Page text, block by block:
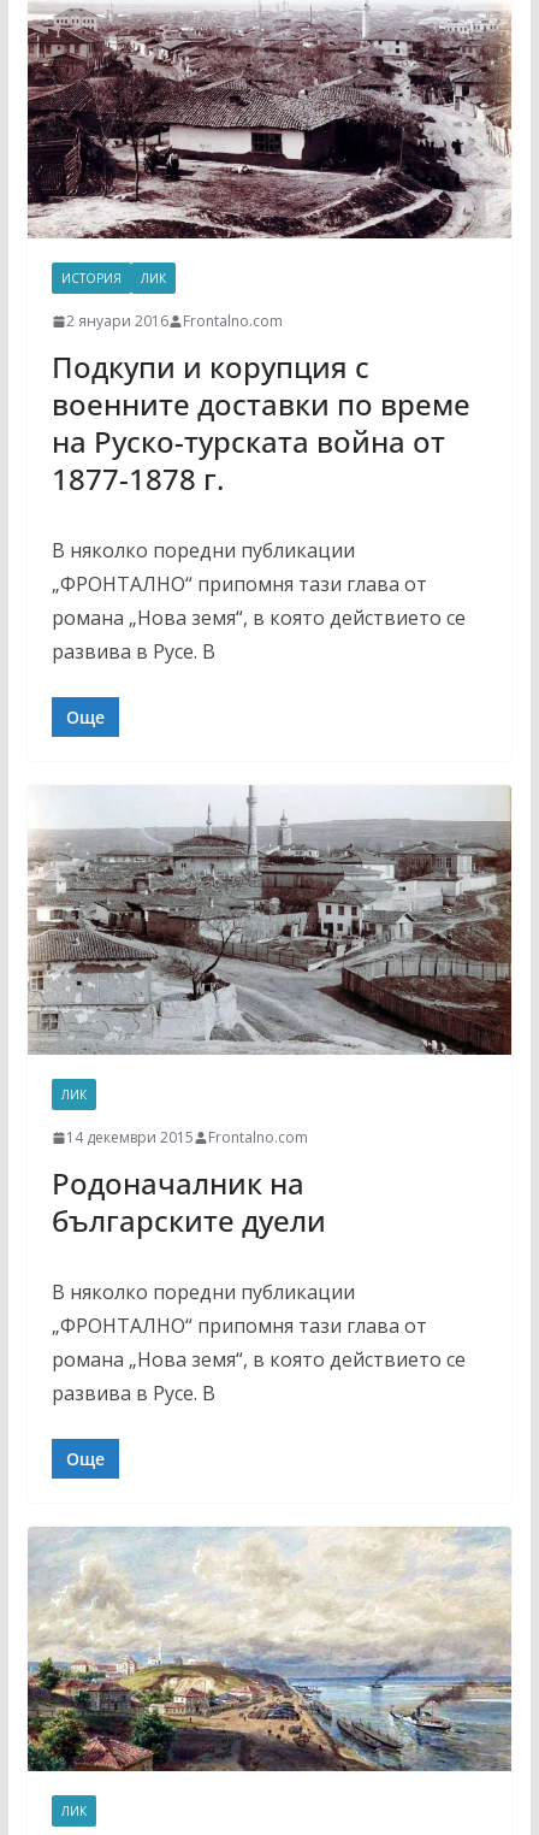
ИСТОРИЯ ЛИК
2 януари 2016 Frontalno.com
Подкупи и корупция с
военните доставки по време
на Руско-турската война от
1877-1878 г.
В няколко поредни публикации
„ФРОНТАЛНО“ припомня тази глава от
романа „Нова земя“, в която действието се
развива в Русе. В
Още
ЛИК
14 декември 2015 Frontalno.com
Родоначалник на
българските дуели
В няколко поредни публикации
„ФРОНТАЛНО“ припомня тази глава от
романа „Нова земя“, в която действието се
развива в Русе. В
Още
ЛИК